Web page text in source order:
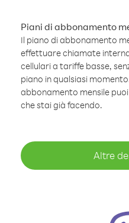
Piani di abbonamento
Il piano di abbonamento
effettuare chiamate
cellulari a tariffe basse,
piano in qualsiasi
abbonamento mensile
che stai già facendo.
Altre